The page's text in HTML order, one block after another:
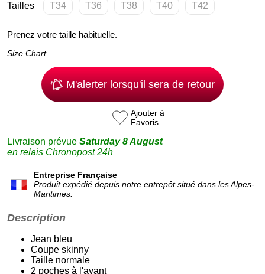
Tailles T34 T36 T38 T40 T42
Prenez votre taille habituelle.
Size Chart
M'alerter lorsqu'il sera de retour
Ajouter à
Favoris
Livraison prévue Saturday 8 August
en relais Chronopost 24h
Entreprise Française
Produit expédié depuis notre entrepôt situé dans les Alpes-
Maritimes.
Description
Jean bleu
Coupe skinny
Taille normale
2 poches à l'avant